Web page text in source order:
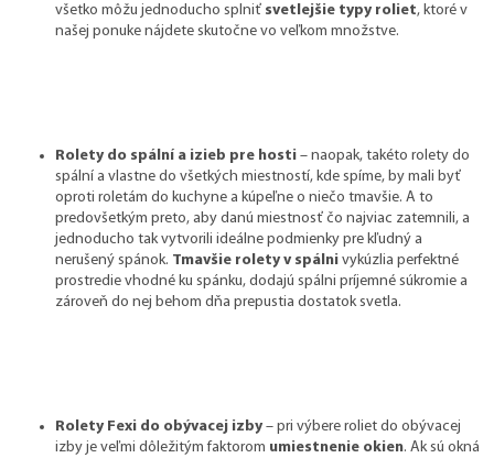
všetko môžu jednoducho splniť svetlejšie typy roliet, ktoré v
našej ponuke nájdete skutočne vo veľkom množstve.
Rolety do spální a izieb pre hosti – naopak, takéto rolety do
spální a vlastne do všetkých miestností, kde spíme, by mali byť
oproti roletám do kuchyne a kúpeľne o niečo tmavšie. A to
predovšetkým preto, aby danú miestnosť čo najviac zatemnili, a
jednoducho tak vytvorili ideálne podmienky pre kľudný a
nerušený spánok. Tmavšie rolety v spálni vykúzlia perfektné
prostredie vhodné ku spánku, dodajú spálni príjemné súkromie a
zároveň do nej behom dňa prepustia dostatok svetla.
Rolety Fexi do obývacej izby – pri výbere roliet do obývacej
izby je veľmi dôležitým faktorom umiestnenie okien. Ak sú okná